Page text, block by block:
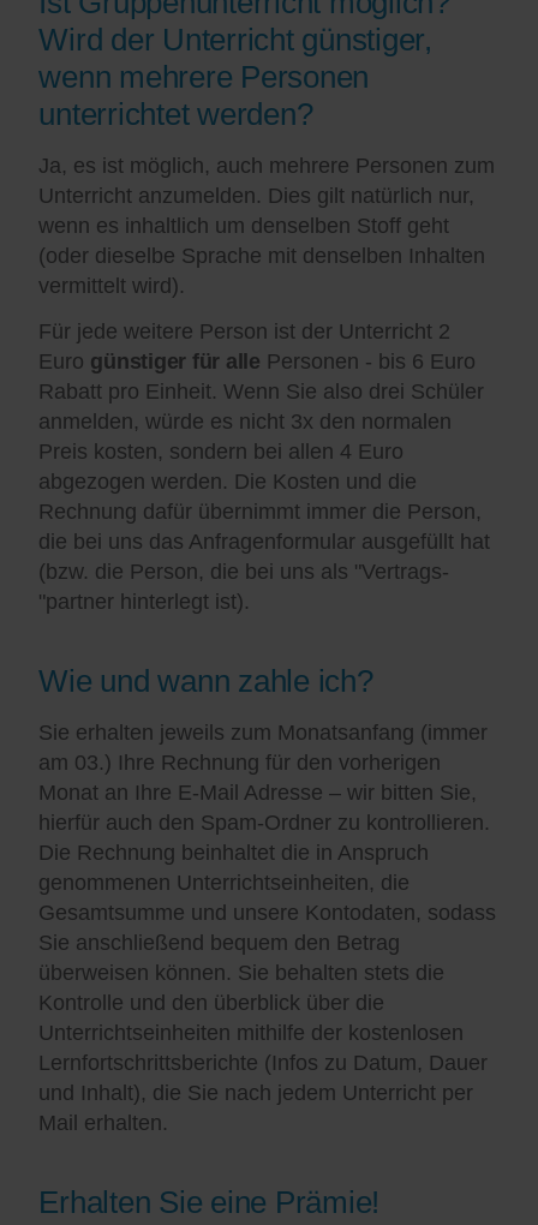
Wird der Unterricht günstiger,
wenn mehrere Personen
unterrichtet werden?
Ja, es ist möglich, auch mehrere Personen zum
Unterricht anzumelden. Dies gilt natürlich nur,
wenn es inhaltlich um denselben Stoff geht
(oder dieselbe Sprache mit denselben Inhalten
vermittelt wird).
Für jede weitere Person ist der Unterricht 2
Euro günstiger für alle Personen - bis 6 Euro
Rabatt pro Einheit. Wenn Sie also drei Schüler
anmelden, würde es nicht 3x den normalen
Preis kosten, sondern bei allen 4 Euro
abgezogen werden. Die Kosten und die
Rechnung dafür übernimmt immer die Person,
die bei uns das Anfragenformular ausgefüllt hat
(bzw. die Person, die bei uns als "Vertrags-
"partner hinterlegt ist).
Wie und wann zahle ich?
Sie erhalten jeweils zum Monatsanfang (immer
am 03.) Ihre Rechnung für den vorherigen
Monat an Ihre E-Mail Adresse – wir bitten Sie,
hierfür auch den Spam-Ordner zu kontrollieren.
Die Rechnung beinhaltet die in Anspruch
genommenen Unterrichtseinheiten, die
Gesamtsumme und unsere Kontodaten, sodass
Sie anschließend bequem den Betrag
überweisen können. Sie behalten stets die
Kontrolle und den überblick über die
Unterrichtseinheiten mithilfe der kostenlosen
Lernfortschrittsberichte (Infos zu Datum, Dauer
und Inhalt), die Sie nach jedem Unterricht per
Mail erhalten.
Erhalten Sie eine Prämie!